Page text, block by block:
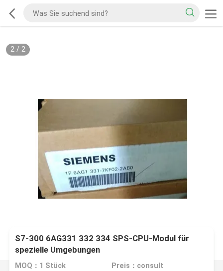
2/ 2
S7-300 6AG331 332 334 SPS-CPU-Modul für
spezielle Umgebungen
MOQ：1 Stück Preis：consult